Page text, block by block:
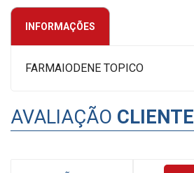
INFORMAÇÕES
FARMAIODENE TOPICO
AVALIAÇÃO CLIENTE